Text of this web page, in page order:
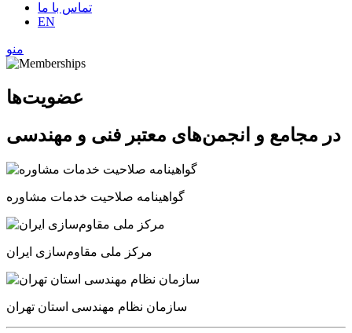
تماس با ما
EN
منو
عضویت‌ها
در مجامع و انجمن‌های معتبر فنی و مهندسی
گواهینامه صلاحیت خدمات مشاوره
مرکز ملی مقاوم‌سازی ایران
سازمان نظام مهندسی استان تهران